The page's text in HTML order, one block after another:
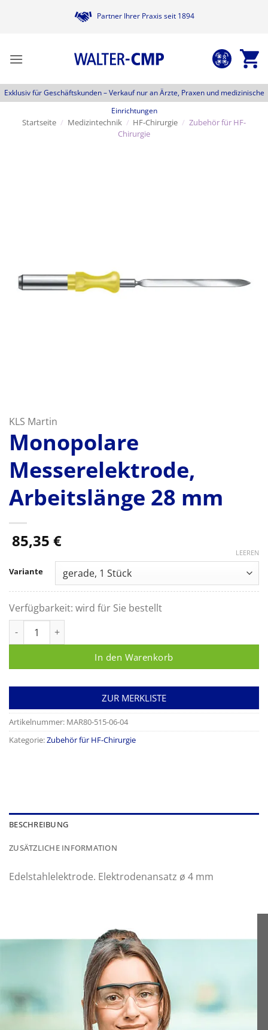
Partner Ihrer Praxis seit 1894
Exklusiv für Geschäftskunden –Verkauf nur an Ärzte, Praxen und medizinische
Einrichtungen
Startseite / Medizintechnik / HF-Chirurgie / Zubehör für HF-
Chirurgie
KLS Martin
Monopolare
Messerelektrode,
Arbeitslänge 28 mm
85,35 €
Variante
LEEREN
Verfügbarkeit: wird für Sie bestellt
In den Warenkorb
ZUR MERKLISTE
Artikelnummer: MAR80-515-06-04
Kategorie:Zubehör für HF-Chirurgie
BESCHREIBUNG
ZUSÄTZLICHE INFORMATION
Edelstahlelektrode. Elektrodenansatz ø 4 mm